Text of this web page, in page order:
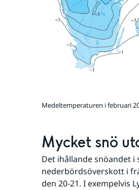
Medeltemperaturen i februari
Mycket snö
Det ihållande snöandet
nederbördsöverskott i
den 20-21. I exempelvis